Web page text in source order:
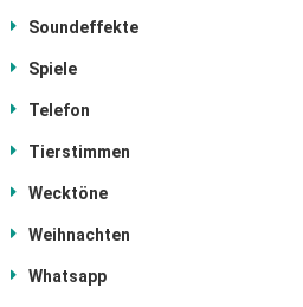
Soundeffekte
Spiele
Telefon
Tierstimmen
Wecktöne
Weihnachten
Whatsapp